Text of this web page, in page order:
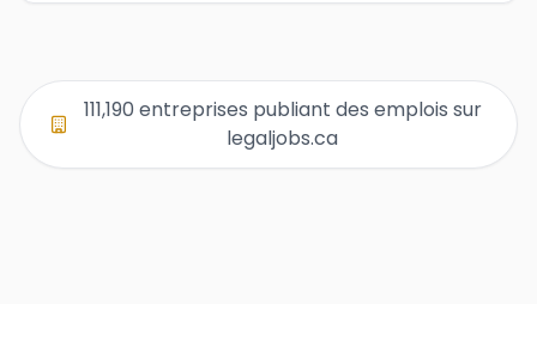
Page 3 des listes d'entreprises
Page 4 des listes d'entreprises
Page 5 des listes d'entreprises
111,190 entreprises publiant des emplois sur
legaljobs.ca